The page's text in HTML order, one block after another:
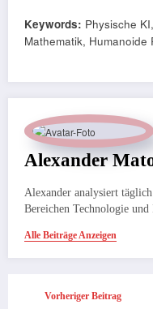
Keywords: Physische
Mathematik, Humanoide
Alexander
Alexander analysiert
Bereichen Technologie
Alle Beiträge Anzeigen
Vorheriger Beitrag